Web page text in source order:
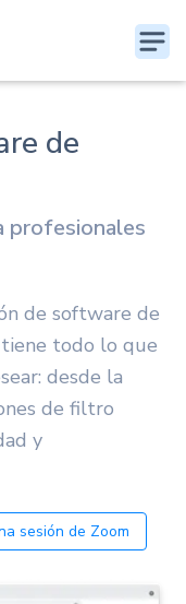
de
profesionales
de software de
todo lo que
desde la
de filtro
y
sesión de Zoom